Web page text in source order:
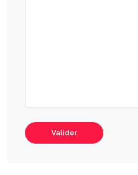
Valider